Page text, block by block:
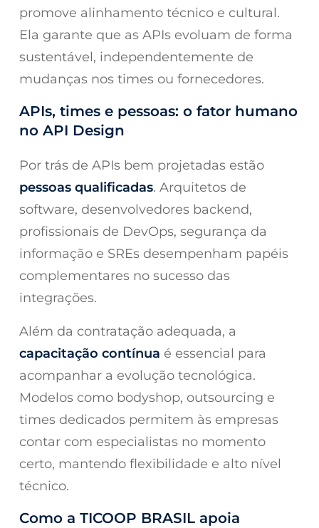
promove alinhamento técnico e cultural.
Ela garante que as APIs evoluam de forma
sustentável, independentemente de
mudanças nos times ou fornecedores.
APIs, times e pessoas: o fator humano
no API Design
Por trás de APIs bem projetadas estão
pessoas qualificadas. Arquitetos de
software, desenvolvedores backend,
profissionais de DevOps, segurança da
informação e SREs desempenham papéis
complementares no sucesso das
integrações.
Além da contratação adequada, a
capacitação contínua é essencial para
acompanhar a evolução tecnológica.
Modelos como bodyshop, outsourcing e
times dedicados permitem às empresas
contar com especialistas no momento
certo, mantendo flexibilidade e alto nível
técnico.
Como a TICOOP BRASIL apoia